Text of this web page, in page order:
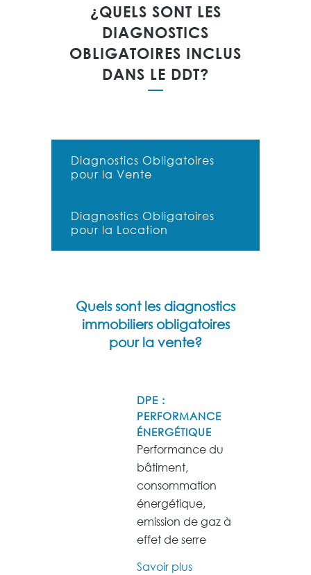
¿QUELS SONT LES
DIAGNOSTICS
OBLIGATOIRES INCLUS
DANS LE DDT?
Diagnostics Obligatoires
pour la Vente
Diagnostics Obligatoires
pour la Location
Quels sont les diagnostics
immobiliers obligatoires
pour la vente?
DPE :
PERFORMANCE
ÉNERGÉTIQUE
Performance du
bâtiment,
consommation
énergétique,
emission de gaz à
effet de serre
Savoir plus